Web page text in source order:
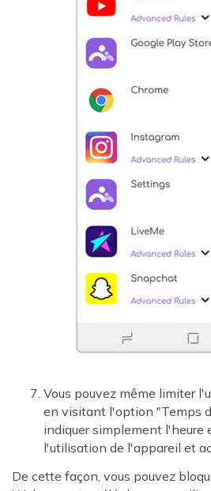
Vous pouvez même limiter
en visitant l'option "Temps
indiquer simplement l'heure
l'utilisation de l'appareil et
De cette façon, vous pouvez